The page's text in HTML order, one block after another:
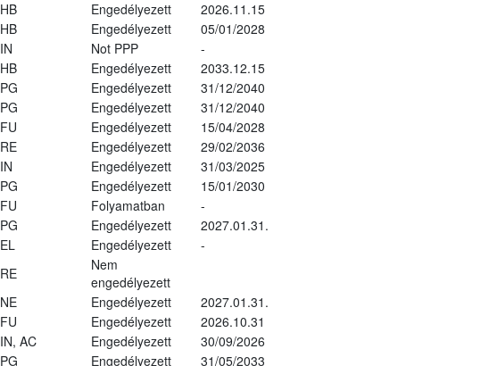
HB Engedélyezett
2026.11.15
HB Engedélyezett
05/01/2028
IN Not PPP
-
HB Engedélyezett
2033.12.15
PG Engedélyezett
31/12/2040
PG Engedélyezett
31/12/2040
FU Engedélyezett
15/04/2028
RE Engedélyezett
29/02/2036
IN Engedélyezett
31/03/2025
PG Engedélyezett
15/01/2030
FU Folyamatban
-
PG Engedélyezett
2027.01.31.
EL Engedélyezett
-
RE
Nem
engedélyezett
NE Engedélyezett
2027.01.31.
FU Engedélyezett
2026.10.31
IN, AC Engedélyezett
30/09/2026
PG Engedélyezett
31/05/2033